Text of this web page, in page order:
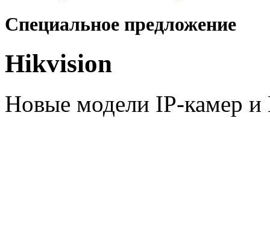
Специальное предложение
Hikvision
Новые модели IP-камер и